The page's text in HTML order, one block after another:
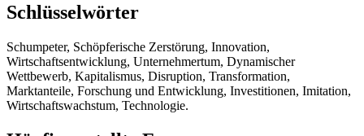
Schlüsselwörter
Schumpeter, Schöpferische Zerstörung, Innovation,
Wirtschaftsentwicklung, Unternehmertum, Dynamischer
Wettbewerb, Kapitalismus, Disruption, Transformation,
Marktanteile, Forschung und Entwicklung, Investitionen, Imitation,
Wirtschaftswachstum, Technologie.